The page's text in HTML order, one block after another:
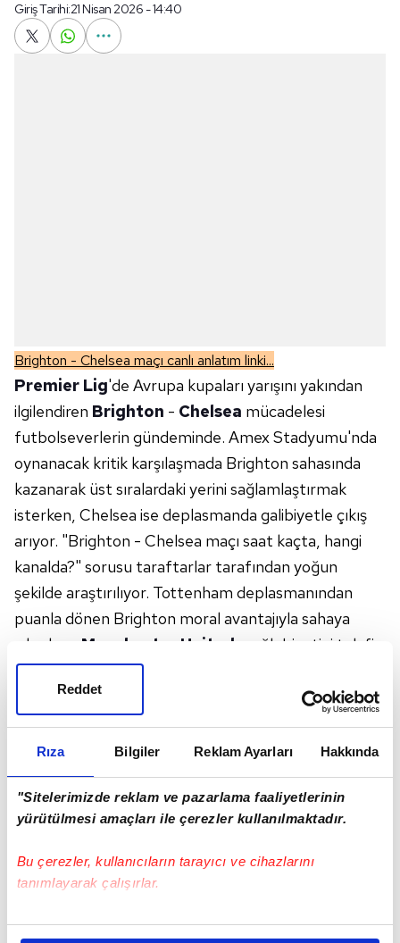
Rıza Bilgiler Reklam Ayarları Hakkında
"Sitelerimizde reklam ve pazarlama faaliyetlerinin
yürütülmesi amaçları ile çerezler kullanılmaktadır.
Bu çerezler, kullanıcıların tarayıcı ve cihazlarını
tanımlayarak çalışırlar.
Bu çerezlere izin vermeniz halinde sizlere özel
Reddet
Giriş Tarihi:21 Nisan 2026 - 14:40
Brighton - Chelsea maçı canlı anlatım linki...
Premier Lig'de Avrupa kupaları yarışını yakından
ilgilendiren Brighton - Chelsea mücadelesi
futbolseverlerin gündeminde. Amex Stadyumu'nda
oynanacak kritik karşılaşmada Brighton sahasında
kazanarak üst sıralardaki yerini sağlamlaştırmak
isterken, Chelsea ise deplasmanda galibiyetle çıkış
arıyor. "Brighton - Chelsea maçı saat kaçta, hangi
kanalda?" sorusu taraftarlar tarafından yoğun
şekilde araştırılıyor. Tottenham deplasmanından
puanla dönen Brighton moral avantajıyla sahaya
çıkarken, Manchester United mağlubiyetini telafi
etmek isteyen Chelsea kritik üç puan hedefliyor.
Maçın yayın bilgileri ve muhtemel 11'ler merak
ediliyor.
BRIGHTON-CHELSEA MAÇI NE ZAMAN?
Brighton-Chelsea maçı,21 Nisan Salı günü
oynanacak.
BRIGHTON-CHELSEA MAÇI SAAT KAÇTA?
Brighton-Chelsea maçı, saat
22:00'de başlayacak.
BRIGHTON-CHELSEA MAÇI NEREDE
Brighton ve Chelsea, karşı karşıya geleceği İngiltere